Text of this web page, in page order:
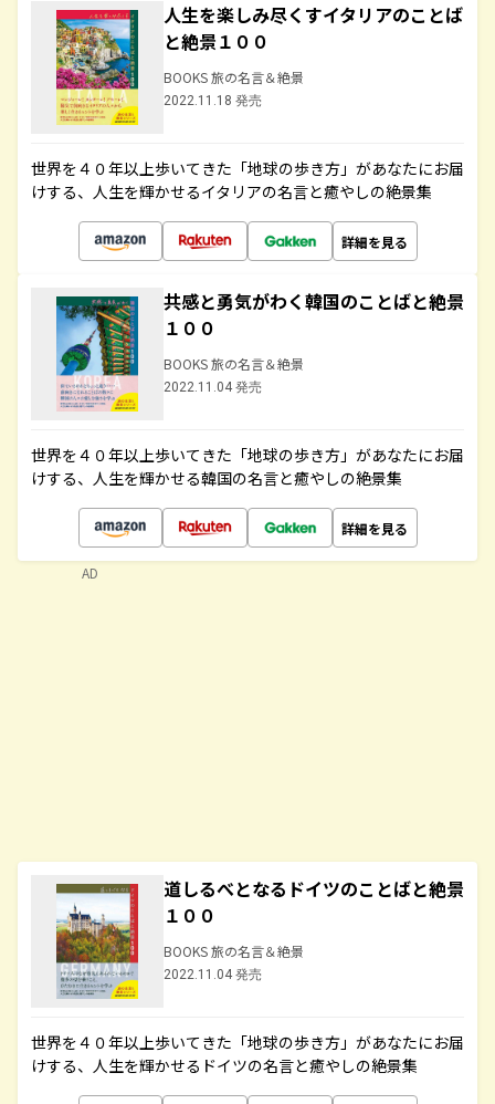
人生を楽しみ尽くすイタリアのことば
と絶景１００
BOOKS 旅の名言＆絶景
2022.11.18 発売
世界を４０年以上歩いてきた「地球の歩き方」があなたにお届
けする、人生を輝かせるイタリアの名言と癒やしの絶景集
詳細を見る
共感と勇気がわく韓国のことばと絶景
１００
BOOKS 旅の名言＆絶景
2022.11.04 発売
世界を４０年以上歩いてきた「地球の歩き方」があなたにお届
けする、人生を輝かせる韓国の名言と癒やしの絶景集
詳細を見る
道しるべとなるドイツのことばと絶景
１００
BOOKS 旅の名言＆絶景
2022.11.04 発売
世界を４０年以上歩いてきた「地球の歩き方」があなたにお届
けする、人生を輝かせるドイツの名言と癒やしの絶景集
AD